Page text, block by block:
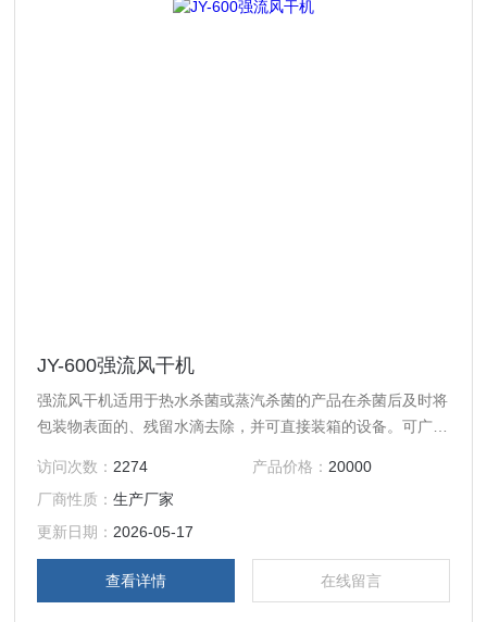
JY-600强流风干机
强流风干机适用于热水杀菌或蒸汽杀菌的产品在杀菌后及时将
包装物表面的、残留水滴去除，并可直接装箱的设备。可广泛
装豆制品、泡菜、榨菜、酱菜等。
访问次数： 2274 产品价格： 20000
厂商性质：生产厂家
更新日期： 2026-05-17
查看详情 在线留言